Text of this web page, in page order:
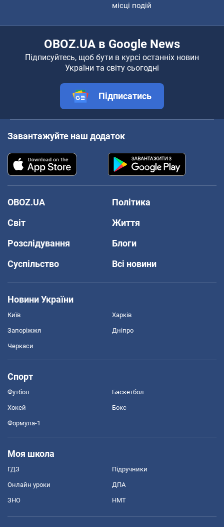
місці подій
OBOZ.UA в Google News
Підписуйтесь, щоб бути в курсі останніх новин
України та світу сьогодні
Підписатись
Завантажуйте наш додаток
OBOZ.UA
Політика
Світ
Життя
Розслідування
Блоги
Суспільство
Всі новини
Новини України
Київ Харків
Запоріжжя Дніпро
Черкаси
Спорт
Футбол Баскетбол
Хокей Бокс
Формула-1
Моя школа
ГДЗ Підручники
Онлайн уроки ДПА
ЗНО НМТ